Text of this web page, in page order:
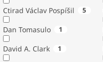
Ctirad Václav Pospíšil 5
Dan Tomasulo 1
David A. Clark 1